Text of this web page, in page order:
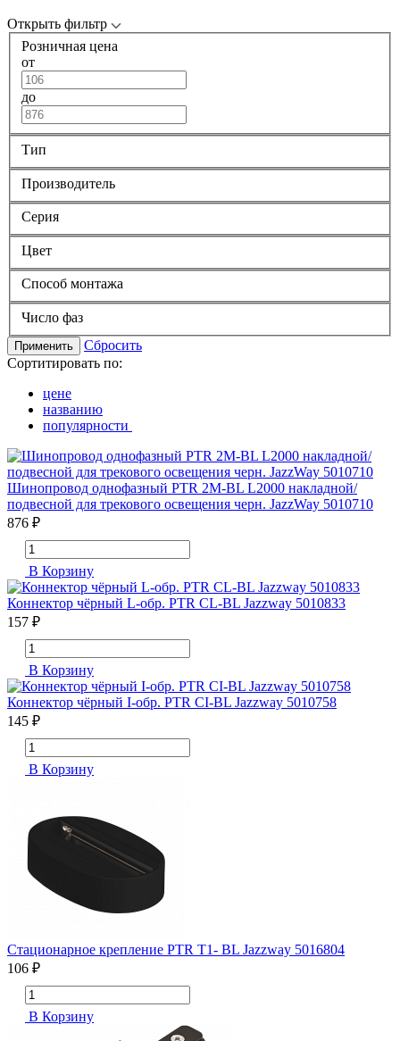
Открыть фильтр
Розничная цена
от
до
Тип
Производитель
Серия
Цвет
Способ монтажа
Число фаз
Применить
Сбросить
Сортитировать по:
цене
названию
популярности
Шинопровод однофазный PTR 2M-BL L2000 накладной/
подвесной для трекового освещения черн. JazzWay 5010710
876 ₽
В Корзину
Коннектор чёрный L-обр. PTR CL-BL Jazzway 5010833
157 ₽
В Корзину
Коннектор чёрный I-обр. PTR CI-BL Jazzway 5010758
145 ₽
В Корзину
Стационарное крепление PTR T1- BL Jazzway 5016804
106 ₽
В Корзину